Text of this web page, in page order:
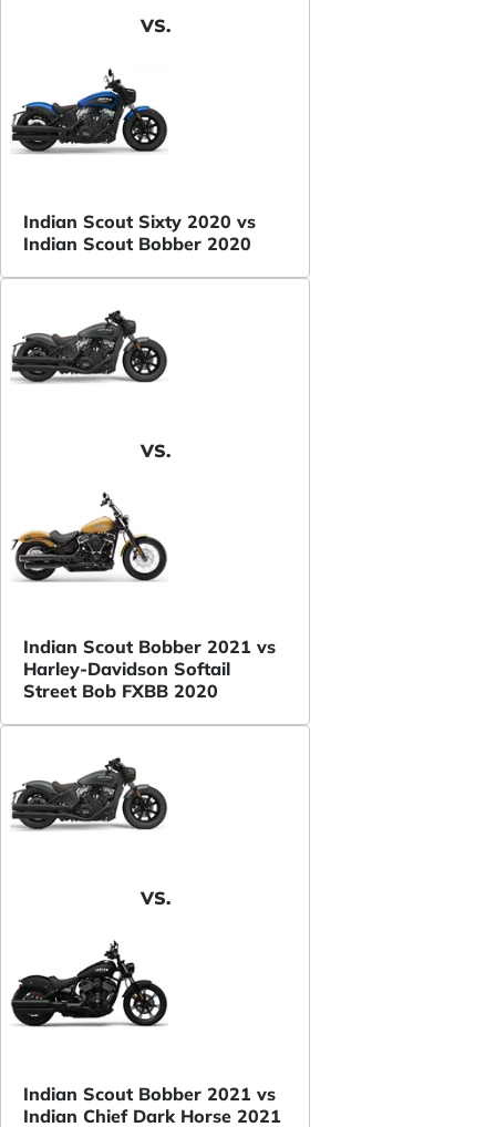
VS.
Indian Scout Sixty 2020 vs
Indian Scout Bobber 2020
VS.
Indian Scout Bobber 2021 vs
Harley-Davidson Softail
Street Bob FXBB 2020
VS.
Indian Scout Bobber 2021 vs
Indian Chief Dark Horse 2021